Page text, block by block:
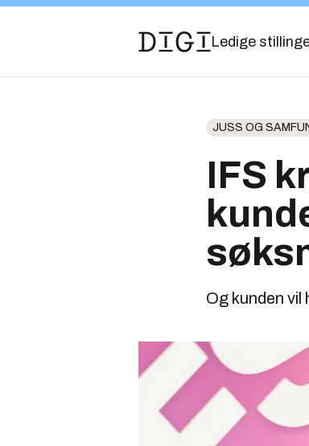
Ledige
JUSS OG
IFS
Og kunden vil